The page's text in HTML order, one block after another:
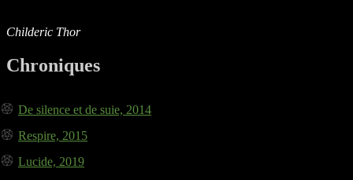
Childeric Thor
Chroniques
De silence et de suie, 2014
Respire, 2015
Lucide, 2019